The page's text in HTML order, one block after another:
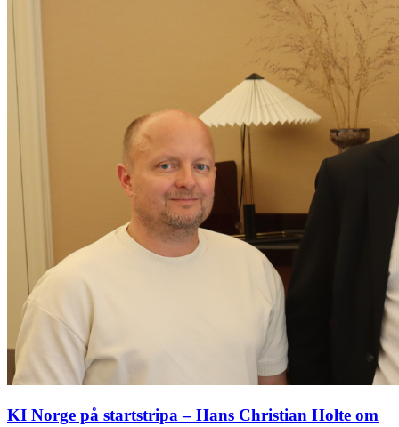
KI Norge på startstripa – Hans Christian Holte om